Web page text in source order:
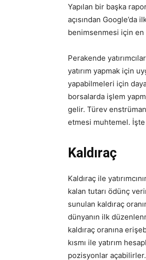
Yapılan bir başka
açısından
benimsenmesi için
Perakende
yatırım yapmak için
yapabilmeleri için
borsalarda işlem
gelir. Türev
etmesi muhtemel.
Kaldıraç
Kaldıraç ile
kalan tutarı ödünç
sunulan kaldıraç
dünyanın ilk
kaldıraç oranına
kısmı ile yatırım
pozisyonlar açabilirler.